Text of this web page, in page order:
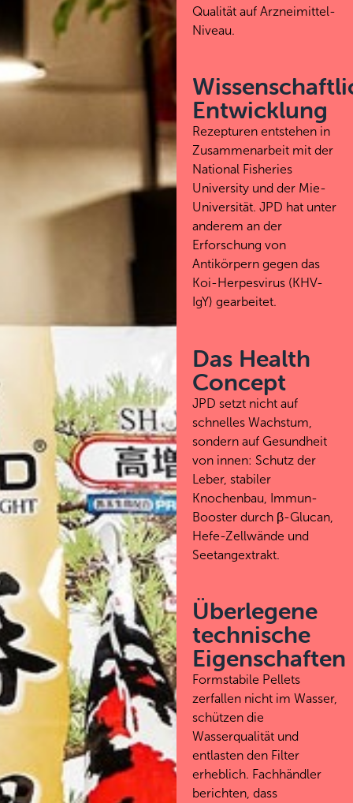
Qualität auf Arzneimittel-
Niveau.
Entwicklung
Rezepturen entstehen in
Zusammenarbeit mit der
National Fisheries
University und der Mie-
Universität. JPD hat unter
anderem an der
Erforschung von
Antikörpern gegen das
Koi-Herpesvirus (KHV-
IgY) gearbeitet.
Das Health
Concept
JPD setzt nicht auf
schnelles Wachstum,
sondern auf Gesundheit
von innen: Schutz der
Leber, stabiler
Knochenbau, Immun-
Booster durch β-Glucan,
Hefe-Zellwände und
Seetangextrakt.
Überlegene
technische
Eigenschaften
Formstabile Pellets
zerfallen nicht im Wasser,
schützen die
Wasserqualität und
entlasten den Filter
erheblich. Fachhändler
berichten, dass